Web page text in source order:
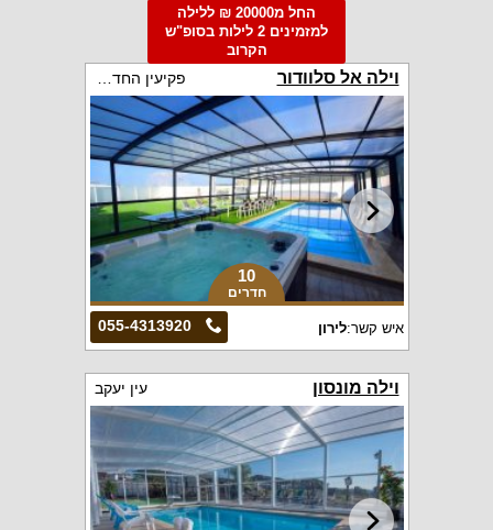
החל מ20000 ₪ ללילה
למזמינים 2 לילות בסופ"ש
הקרוב
וילה אל סלוודור
10
חדרים
055-4313920 איש קשר:לירון
וילה מונסון עין יעקב